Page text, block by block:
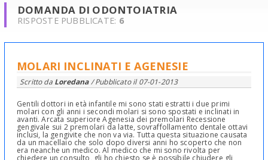
DOMANDA DI ODONTOIATRIA
RISPOSTE PUBBLICATE: 6
MOLARI INCLINATI E AGENESIE
Scritto da Loredana/ Pubblicato il 07-01-2013
Gentili dottori in età infantile mi sono stati estratti i due primi
molari con gli anni i secondi molari si sono spostati e inclinati in
avanti. Arcata superiore Agenesia dei premolari Recessione
gengivale sui 2 premolari da latte, sovraffollamento dentale ottavi
inclusi, la gengivite che non va via. Tutta questa situazione causata
da un macellaio che solo dopo diversi anni ho scoperto che non
era neanche un medico. Al medico che mi sono rivolta per
chiedere un consulto, gli ho chiesto se è possibile chiudere gli